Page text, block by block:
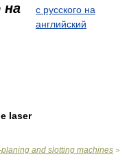
на
с русского на
английский
laser
and slotting machines >